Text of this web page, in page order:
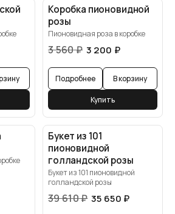
Коробка пионовидной
розы
Пионовидная роза в коробке
3 560₽ 3 200 ₽
Подробнее В корзину
Купить
Букет из 101
пионовидной
голландской розы
Букет из 101 пионовидной
голландской розы
39 610₽ 35 650 ₽